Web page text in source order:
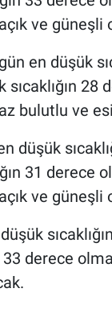
ve güneşli
en düşük
28
bulutlu ve
düşük
31 derece
ve güneşli
33 derece